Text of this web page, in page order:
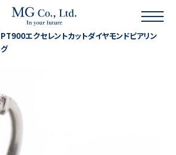
PT900エクセレントカットダイヤモンドピアリン
グ